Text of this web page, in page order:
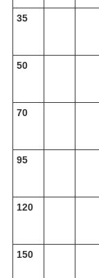
35
50
70
95
120
150